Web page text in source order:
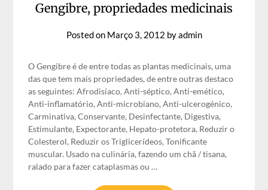
Gengibre, propriedades medicinais
Posted on Março 3, 2012 byadmin
O Gengibre é de entre todas as plantas medicinais, uma
das que tem mais propriedades, de entre outras destaco
as seguintes: Afrodisíaco, Anti-séptico, Anti-emético,
Anti-inflamatório, Anti-microbiano, Anti-ulcerogénico,
Carminativa, Conservante, Desinfectante, Digestiva,
Estimulante, Expectorante, Hepato-protetora, Reduzir o
Colesterol, Reduzir os Triglicerídeos, Tonificante
muscular. Usado na culinária, fazendo um chã / tisana,
ralado para fazer cataplasmas ou …